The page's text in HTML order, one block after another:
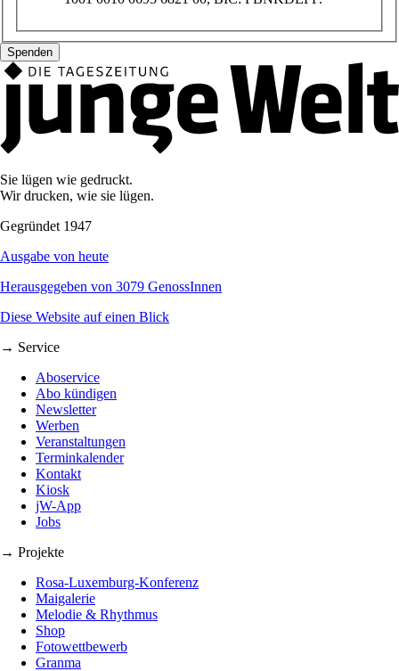
Sie lügen wie gedruckt.
Wir drucken, wie sie lügen.
Gegründet 1947
Ausgabe von heute
Herausgegeben von 3079 GenossInnen
Diese Website auf einen Blick
→ Service
Aboservice
Abo kündigen
Newsletter
Werben
Veranstaltungen
Terminkalender
Kontakt
Kiosk
jW-App
Jobs
→ Projekte
Rosa-Luxemburg-Konferenz
Maigalerie
Melodie & Rhythmus
Shop
Fotowettbewerb
Granma